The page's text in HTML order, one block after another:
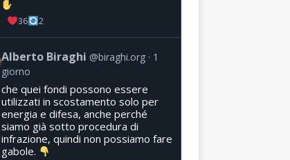
36 2
Alberto Biraghi @biraghi.org
1
giorno
che quei fondi possono essere
utilizzati in scostamento solo per
energia e difesa, anche perché
siamo già sotto procedura di
infrazione, quindi non possiamo fare
gabole.